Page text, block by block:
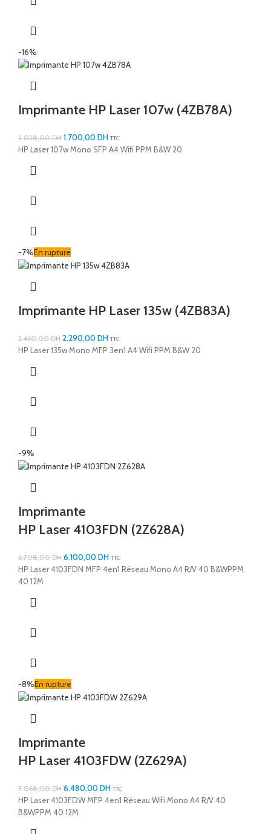
-16%
Imprimante HP Laser 107w (4ZB78A)
2.028,00DH 1.700,00DH TTC
HP Laser 107w Mono SFP A4 Wifi PPM B&W 20
-7%En rupture
Imprimante HP Laser 135w (4ZB83A)
2.460,00DH 2.290,00DH TTC
HP Laser 135w Mono MFP 3en1 A4 Wifi PPM B&W 20
-9%
Imprimante
HP Laser 4103FDN (2Z628A)
6.708,00DH 6.100,00DH TTC
HP Laser 4103FDN MFP 4en1 Réseau Mono A4 R/V 40 B&WPPM
40 12M
-8%En rupture
Imprimante
HP Laser 4103FDW (2Z629A)
7.068,00DH 6.480,00DH TTC
HP Laser 4103FDW MFP 4en1 Réseau Wifi Mono A4 R/V 40
B&WPPM 40 12M